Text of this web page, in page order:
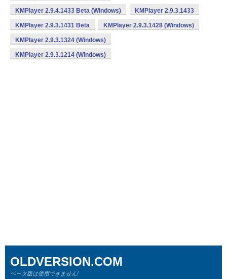
KMPlayer 2.9.4.1433 Beta (Windows) KMPlayer 2.9.3.1433
KMPlayer 2.9.3.1431 Beta KMPlayer 2.9.3.1428 (Windows)
KMPlayer 2.9.3.1324 (Windows)
KMPlayer 2.9.3.1214 (Windows)
OLDVERSION.COM
ベータ版は使用できません!